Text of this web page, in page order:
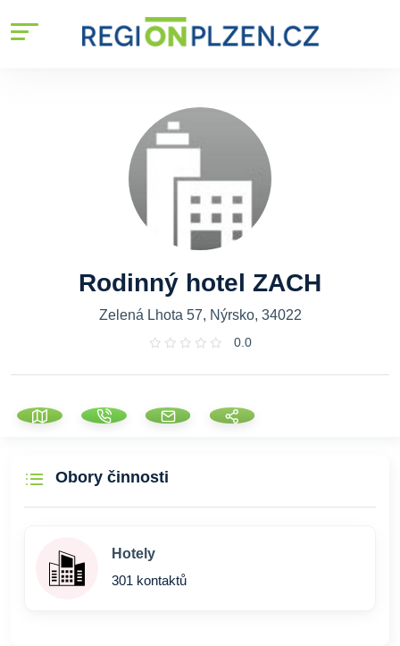
Rodinný hotel ZACH
Zelená Lhota 57, Nýrsko, 34022
0.0
Obory činnosti
Hotely
301 kontaktů